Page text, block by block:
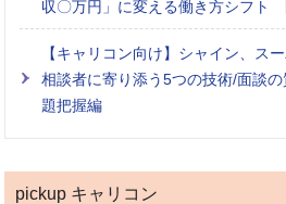
収〇万円」に変える働き方シフト
【キャリコン向け】シャイン、ス
相談者に寄り添う5つの技術/面談
題把握編
pickup キャリコン